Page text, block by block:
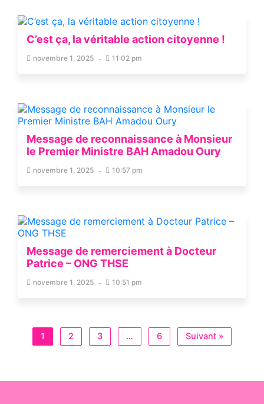
C’est ça, la véritable action citoyenne !
novembre 1, 2025 11:02 pm
Message de reconnaissance à Monsieur
le Premier Ministre BAH Amadou Oury
novembre 1, 2025 10:57 pm
Message de remerciement à Docteur
Patrice – ONG THSE
novembre 1, 2025 10:51 pm
1 2 3 … 6 Suivant »